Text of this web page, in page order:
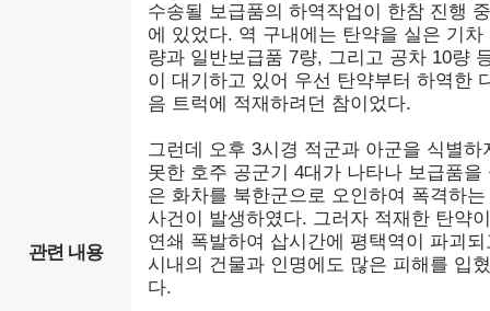
관련 내용
수송될 보급품의 하역작업이 한참 진행 중
에 있었다. 역 구내에는 탄약을 실은 기차
량과 일반보급품 7량, 그리고 공차 10량
이 대기하고 있어 우선 탄약부터 하역한
음 트럭에 적재하려던 참이었다.
그런데 오후 3시경 적군과 아군을 식별하
못한 호주 공군기 4대가 나타나 보급품을
은 화차를 북한군으로 오인하여 폭격하는
사건이 발생하였다. 그러자 적재한 탄약이
연쇄 폭발하여 삽시간에 평택역이 파괴되
시내의 건물과 인명에도 많은 피해를 입혔
다.